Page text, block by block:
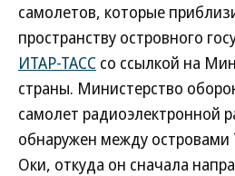
самолетов, которые
пространству островного
ИТАР-ТАСС со ссылкой на
страны. Министерство
самолет радиоэлектронной
обнаружен между островами
Оки, откуда он сначала